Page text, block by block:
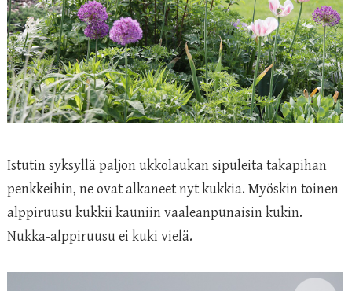
Istutin syksyllä paljon ukkolaukan sipuleita takapihan
penkkeihin, ne ovat alkaneet nyt kukkia. Myöskin toinen
alppiruusu kukkii kauniin vaaleanpunaisin kukin.
Nukka-alppiruusu ei kuki vielä.